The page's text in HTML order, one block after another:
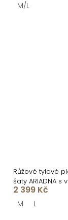
M/L
Růžové tylové
šaty ARIADNA s
2 399 Kč
M L